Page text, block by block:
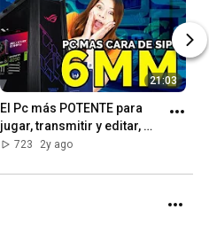
21:03
El Pc más POTENTE para
jugar, transmitir y editar,
FULL FPS! Armamos el Pc
723 2y ago